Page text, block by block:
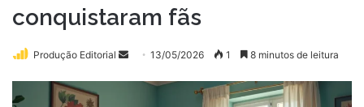
conquistaram fãs
Produção Editorial
Mande13/05/2026 1 8 minutos de leitura